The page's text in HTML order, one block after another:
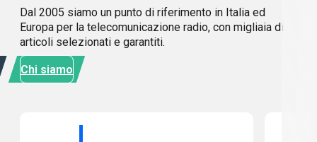
Dal 2005 siamo un punto di riferimento in Italia ed
Europa per la telecomunicazione radio, con migliaia di
articoli selezionati e garantiti.
Chi siamo